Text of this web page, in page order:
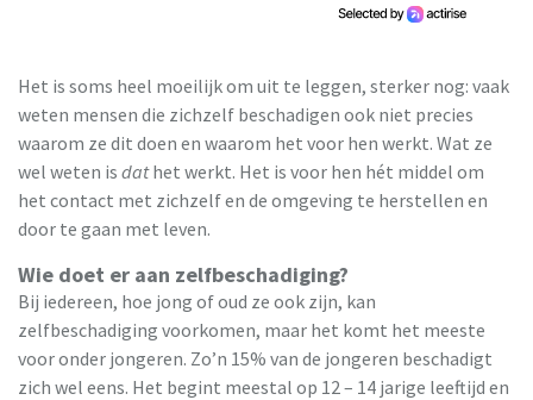
Het is soms heel moeilijk om uit te leggen, sterker nog: vaak
weten mensen die zichzelf beschadigen ook niet precies
waarom ze dit doen en waarom het voor hen werkt. Wat ze
wel weten is dathet werkt. Het is voor hen hét middel om
het contact met zichzelf en de omgeving te herstellen en
door te gaan met leven.
Wie doet er aan zelfbeschadiging?
Bij iedereen, hoe jong of oud ze ook zijn, kan
zelfbeschadiging voorkomen, maar het komt het meeste
voor onder jongeren. Zo’n 15% van de jongeren beschadigt
zich wel eens. Het begint meestal op 12 – 14 jarige leeftijd en